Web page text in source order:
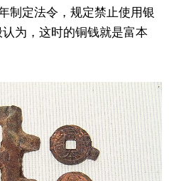
制定法令，规定禁止使用银
为，这时的铜钱就是富本